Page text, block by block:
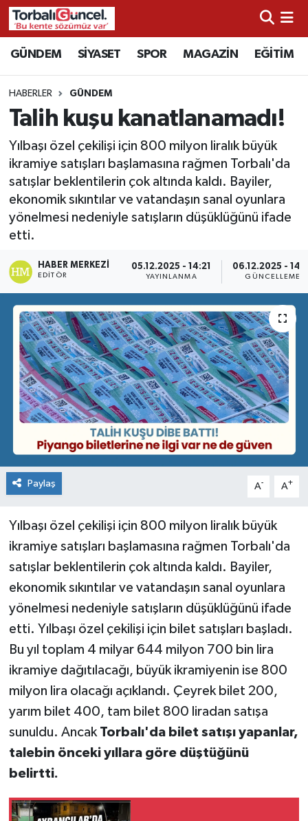
GÜNDEM SİYASET SPOR MAGAZİN EĞİTİM
HABERLER GÜNDEM
Talih kuşu kanatlanamadı!
Yılbaşı özel çekilişi için 800 milyon liralık büyük
ikramiye satışları başlamasına rağmen Torbalı'da
satışlar beklentilerin çok altında kaldı. Bayiler,
ekonomik sıkıntılar ve vatandaşın sanal oyunlara
yönelmesi nedeniyle satışların düşüklüğünü ifade
etti.
HABER MERKEZI
EDITÖR
05.12.2025 - 14:21
YAYINLANMA
06.12.2025 -
GÜNCELLEME
Paylaş A- A+
Yılbaşı özel çekilişi için 800 milyon liralık büyük
ikramiye satışları başlamasına rağmen Torbalı'da
satışlar beklentilerin çok altında kaldı. Bayiler,
ekonomik sıkıntılar ve vatandaşın sanal oyunlara
yönelmesi nedeniyle satışların düşüklüğünü ifade
etti. Yılbaşı özel çekilişi için bilet satışları başladı.
Bu yıl toplam 4 milyar 644 milyon 700 bin lira
ikramiye dağıtılacağı, büyük ikramiyenin ise 800
milyon lira olacağı açıklandı. Çeyrek bilet 200,
yarım bilet 400, tam bilet 800 liradan satışa
sunuldu. Ancak Torbalı'da bilet satışı yapanlar,
talebin önceki yıllara göre düştüğünü
belirtti.
İzmir Nöbetçi Eczaneler
İzmir Hava Durumu
İzmir Namaz Vakitleri
İzmir Trafik Yoğunluk Haritası
Süper Lig Puan Durumu ve Fikstür
Tüm Manşetler
Son Dakika Haberleri